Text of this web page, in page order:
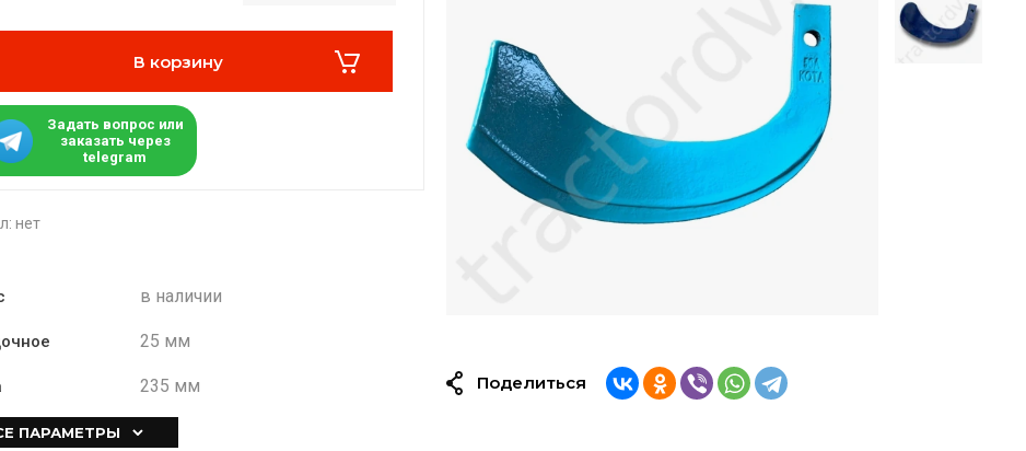
В корзину
Задать вопрос или
заказать через
telegram
нет
в наличии
25 мм
235 мм
ПАРАМЕТРЫ
Поделиться